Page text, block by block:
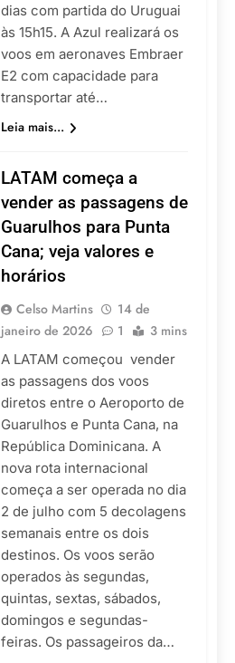
dias com partida do Uruguai
às 15h15. A Azul realizará os
voos em aeronaves Embraer
E2 com capacidade para
transportar até…
Leia mais...
LATAM começa a
vender as passagens de
Guarulhos para Punta
Cana; veja valores e
horários
Celso Martins
14 de
janeiro de 2026
1 3 mins
A LATAM começou vender
as passagens dos voos
diretos entre o Aeroporto de
Guarulhos e Punta Cana, na
República Dominicana. A
nova rota internacional
começa a ser operada no dia
2 de julho com 5 decolagens
semanais entre os dois
destinos. Os voos serão
operados às segundas,
quintas, sextas, sábados,
domingos e segundas-
feiras. Os passageiros da…